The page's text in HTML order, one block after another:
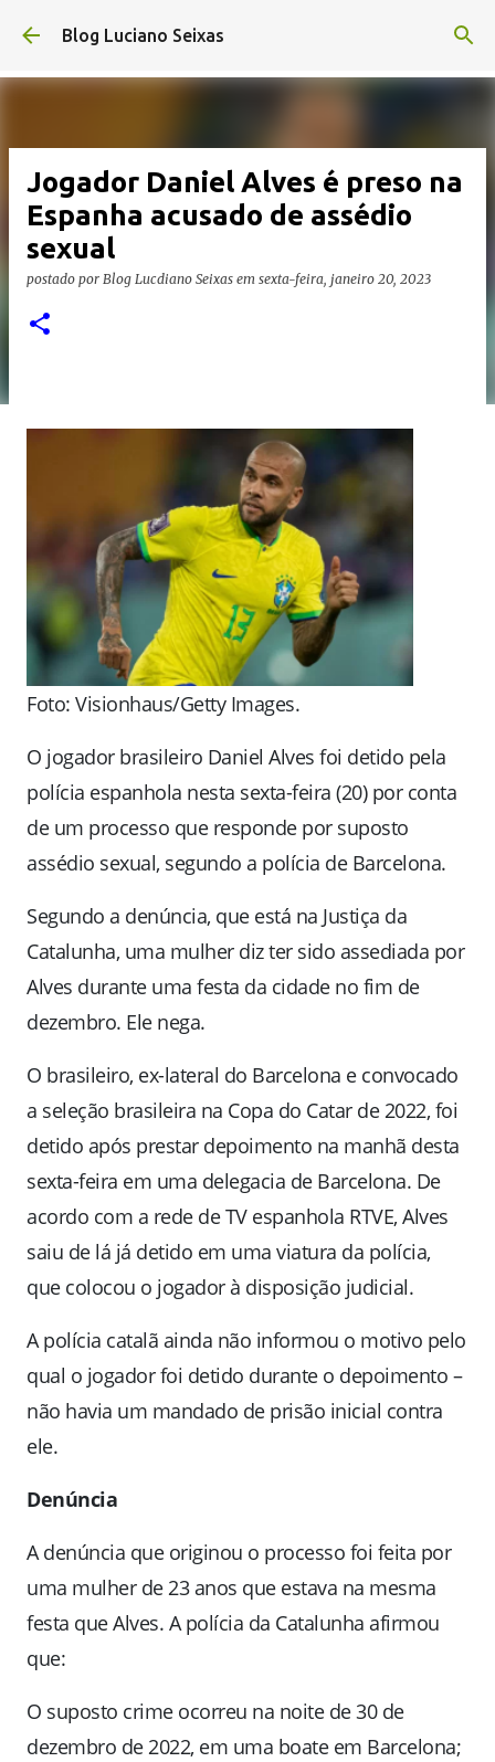
Pular para o conteúdo principal
Blog Luciano Seixas
Jogador Daniel Alves é preso na
Espanha acusado de assédio
sexual
postado por Blog Lucdiano Seixas em sexta-feira, janeiro 20, 2023
Foto: Visionhaus/Getty Images.
O jogador brasileiro Daniel Alves foi detido pela
polícia espanhola nesta sexta-feira (20) por conta
de um processo que responde por suposto
assédio sexual, segundo a polícia de Barcelona.
Segundo a denúncia, que está na Justiça da
Catalunha, uma mulher diz ter sido assediada por
Alves durante uma festa da cidade no fim de
dezembro. Ele nega.
O brasileiro, ex-lateral do Barcelona e convocado
a seleção brasileira na Copa do Catar de 2022, foi
detido após prestar depoimento na manhã desta
sexta-feira em uma delegacia de Barcelona. De
acordo com a rede de TV espanhola RTVE, Alves
saiu de lá já detido em uma viatura da polícia,
que colocou o jogador à disposição judicial.
A polícia catalã ainda não informou o motivo pelo
qual o jogador foi detido durante o depoimento –
não havia um mandado de prisão inicial contra
ele.
Denúncia
A denúncia que originou o processo foi feita por
uma mulher de 23 anos que estava na mesma
festa que Alves. A polícia da Catalunha afirmou
que:
O suposto crime ocorreu na noite de 30 de
dezembro de 2022, em uma boate em Barcelona;